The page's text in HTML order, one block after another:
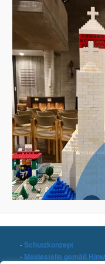
-Schutzkonzept
- Meldestelle gemäß